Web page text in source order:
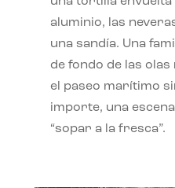
aluminio, las
una sandía. Una
de fondo de las
el paseo marítimo
importe, una
“sopar a la fresca”.